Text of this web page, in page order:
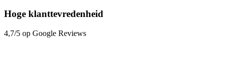
Hoge klanttevredenheid
4,7/5 op Google Reviews